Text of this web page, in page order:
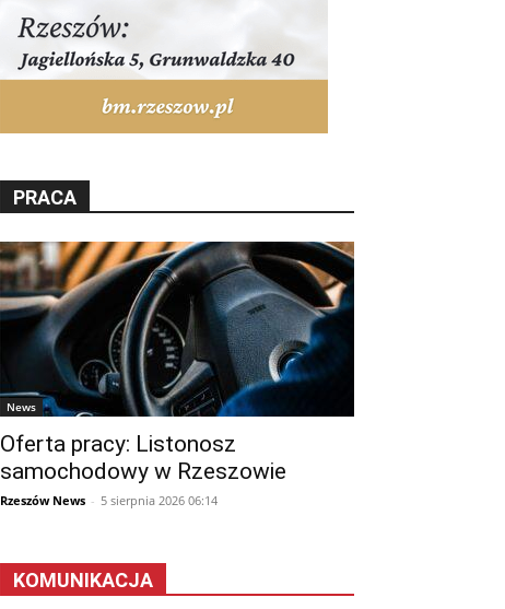
PRACA
News
Oferta pracy: Listonosz
samochodowy w Rzeszowie
Rzeszów News - 5 sierpnia 2026 06:14
KOMUNIKACJA